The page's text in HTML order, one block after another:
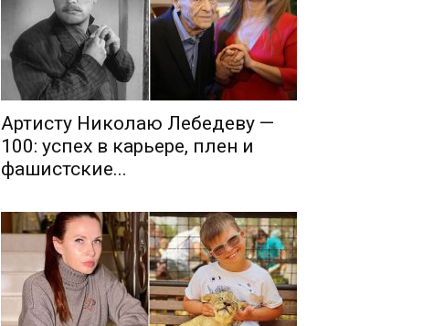
Артисту Николаю Лебедеву —
100: успех в карьере, плен и
фашистские...